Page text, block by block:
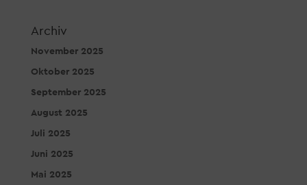
Archiv
November 2025
Oktober 2025
September 2025
August 2025
Juli 2025
Juni 2025
Mai 2025